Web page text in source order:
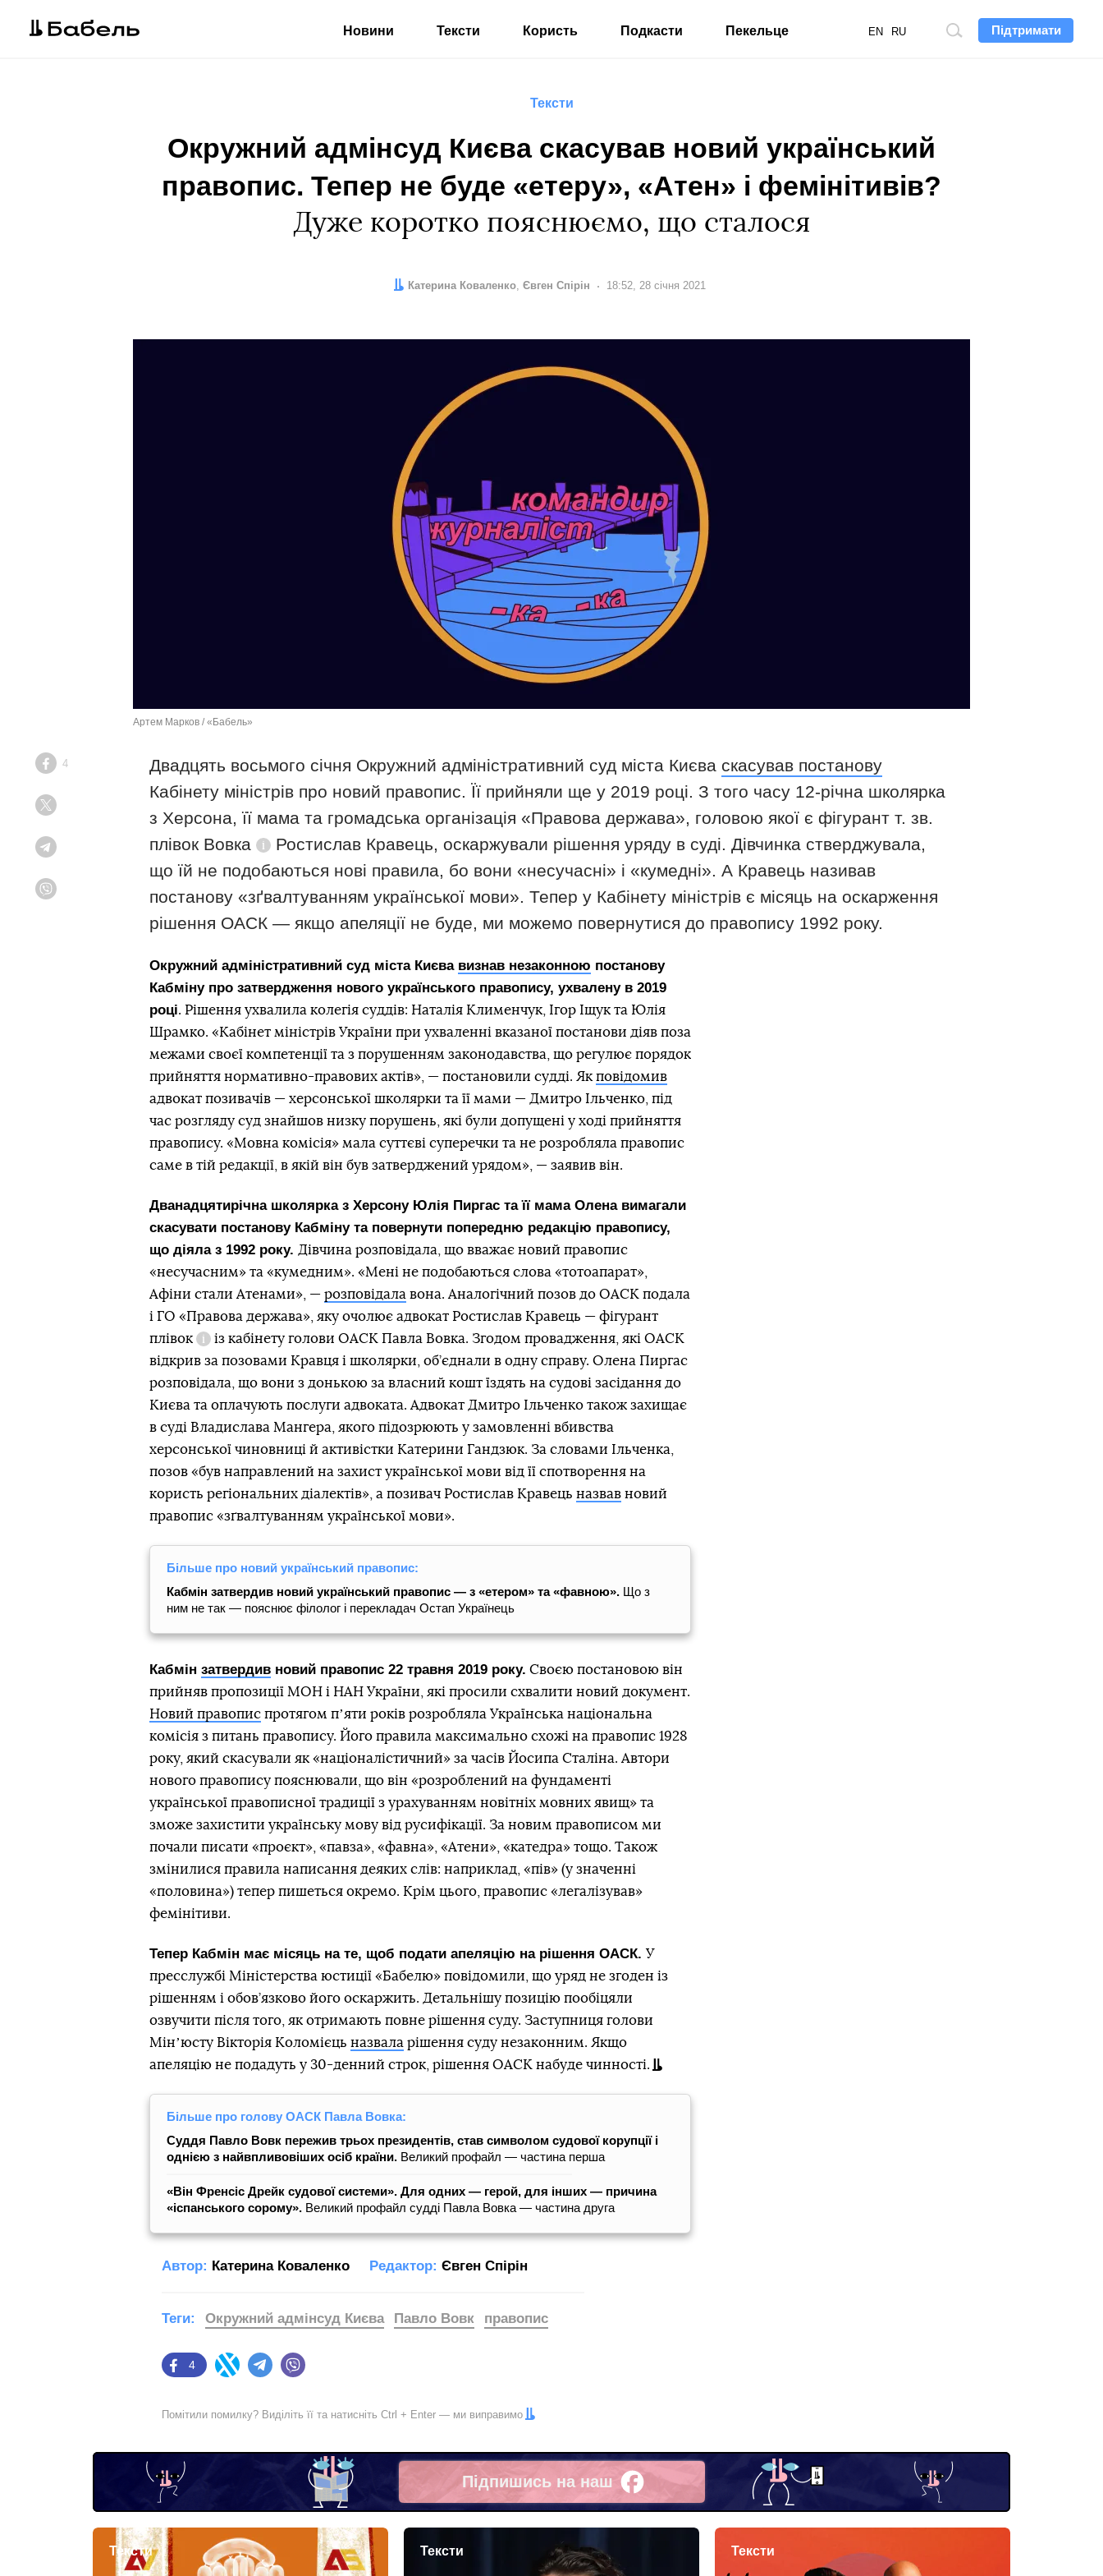
Підтримати
Пошук
EN RU
Новини Тексти Користь Подкасти Пекельце
Тексти
Окружний адмінсуд Києва скасував новий український
правопис. Тепер не буде «етеру», «Атен» і фемінітивів?
Дуже коротко пояснюємо, що сталося
Автор:
Катерина Коваленко
Редактор: Євген Спірін Дата:
18:52, 28 січня 2021
Артем Марков / «Бабель»
Facebook
4 Двадцять восьмого січня Окружний адміністративний суд міста Києва скасував постанову
Кабінету міністрів про новий правопис. Її прийняли ще у 2019 році. З того часу 12-річна школярка
з Херсона, її мама та громадська організація «Правова держава», головою якої є фігурант т. зв.
плівок Вовка
Довідка
Ростислав Кравець, оскаржували рішення уряду в суді. Дівчинка стверджувала,
що їй не подобаються нові правила, бо вони «несучасні» і «кумедні». А Кравець називав
постанову «зґвалтуванням української мови». Тепер у Кабінету міністрів є місяць на оскарження
рішення ОАСК — якщо апеляції не буде, ми можемо повернутися до правопису 1992 року.
Окружний адміністративний суд міста Києва визнав незаконною постанову
Кабміну про затвердження нового українського правопису, ухвалену в 2019
році. Рішення ухвалила колегія суддів: Наталія Клименчук, Ігор Іщук та Юлія
Шрамко. «Кабінет міністрів України при ухваленні вказаної постанови діяв поза
межами своєї компетенції та з порушенням законодавства, що регулює порядок
прийняття нормативно-правових актів», — постановили судді. Як повідомив
адвокат позивачів — херсонської школярки та її мами — Дмитро Ільченко, під
час розгляду суд знайшов низку порушень, які були допущені у ході прийняття
правопису. «Мовна комісія» мала суттєві суперечки та не розробляла правопис
саме в тій редакції, в якій він був затверджений урядом», — заявив він.
Дванадцятирічна школярка з Херсону Юлія Пиргас та її мама Олена вимагали
скасувати постанову Кабміну та повернути попередню редакцію правопису,
що діяла з 1992 року. Дівчина розповідала, що вважає новий правопис
«несучасним» та «кумедним». «Мені не подобаються слова «тотоапарат»,
Афіни стали Атенами», — розповідала вона. Аналогічний позов до ОАСК подала
і ГО «Правова держава», яку очолює адвокат Ростислав Кравець — фігурант
плівок
Довідка
із кабінету голови ОАСК Павла Вовка. Згодом провадження, які ОАСК
відкрив за позовами Кравця і школярки, об’єднали в одну справу. Олена Пиргас
розповідала, що вони з донькою за власний кошт їздять на судові засідання до
Києва та оплачують послуги адвоката. Адвокат Дмитро Ільченко також захищає
в суді Владислава Мангера, якого підозрюють у замовленні вбивства
херсонської чиновниці й активістки Катерини Гандзюк. За словами Ільченка,
позов «був направлений на захист української мови від її спотворення на
користь регіональних діалектів», а позивач Ростислав Кравець назвав новий
правопис «зґвалтуванням української мови».
Більше про новий український правопис:
Кабмін затвердив новий український правопис — з «етером» та «фавною». Що з
ним не так — пояснює філолог і перекладач Остап Українець
Кабмін затвердив новий правопис 22 травня 2019 року. Своєю постановою він
прийняв пропозиції МОН і НАН України, які просили схвалити новий документ.
Новий правопис протягом пʼяти років розробляла Українська національна
комісія з питань правопису. Його правила максимально схожі на правопис 1928
року, який скасували як «націоналістичний» за часів Йосипа Сталіна. Автори
нового правопису пояснювали, що він «розроблений на фундаменті
української правописної традиції з урахуванням новітніх мовних явищ» та
зможе захистити українську мову від русифікації. За новим правописом ми
почали писати «проєкт», «павза», «фавна», «Атени», «катедра» тощо. Також
змінилися правила написання деяких слів: наприклад, «пів» (у значенні
«половина») тепер пишеться окремо. Крім цього, правопис «легалізував»
фемінітиви.
Тепер Кабмін має місяць на те, щоб подати апеляцію на рішення ОАСК. У
пресслужбі Міністерства юстиції «Бабелю» повідомили, що уряд не згоден із
рішенням і обов’язково його оскаржить. Детальнішу позицію пообіцяли
озвучити після того, як отримають повне рішення суду. Заступниця голови
Мінʼюсту Вікторія Коломієць назвала рішення суду незаконним. Якщо
апеляцію не подадуть у 30-денний строк, рішення ОАСК набуде чинності.
Більше про голову ОАСК Павла Вовка:
Суддя Павло Вовк пережив трьох президентів, став символом судової корупції і
однією з найвпливовіших осіб країни. Великий профайл — частина перша
«Він Френсіс Дрейк судової системи». Для одних — герой, для інших — причина
«іспанського сорому». Великий профайл судді Павла Вовка — частина друга
Автор: Катерина Коваленко Редактор: Євген Спірін
Facebook
4
Twitter Telegram
Теги: Окружний адмінсуд Києва Павло Вовк правопис
Помітили помилку? Виділіть її та натисніть Ctrl + Enter — ми виправимо
Підпишись на наш
Facebook
Тексти Тексти Тексти